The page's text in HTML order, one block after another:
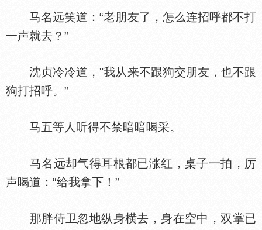
马名远笑道：“老朋友了，怎么连招呼都不打
一声就去？”
沈贞冷冷道，"我从来不跟狗交朋友，也不跟
狗打招呼。”
马五等人听得不禁暗暗喝采。
马名远却气得耳根都已涨红，桌子一拍，厉
声喝道：“给我拿下！”
那胖侍卫忽地纵身横去，身在空中，双掌已